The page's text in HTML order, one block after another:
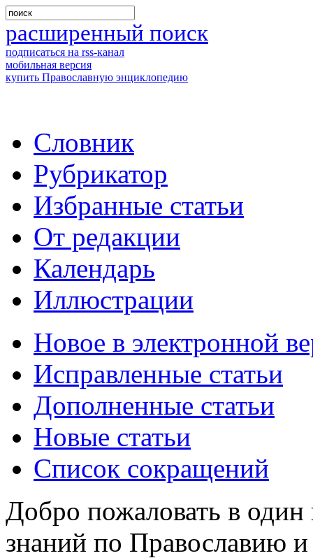
расширенный поиск
подписаться на rss-канал
мобильная версия
купить Православную энциклопедию
Словник
Рубрикатор
Избранные статьи
От редакции
Календарь
Иллюстрации
Новое в электронной
Исправленные статьи
Дополненные статьи
Новые статьи
Список сокращений
Добро пожаловать в
знаний по Православию